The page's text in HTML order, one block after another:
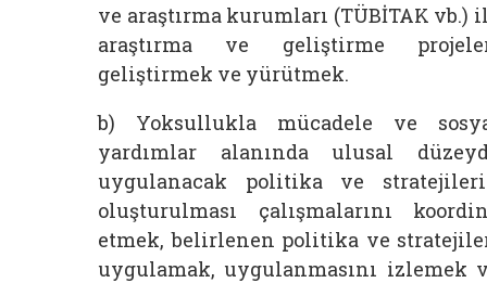
ve araştırma kurumları (TÜBİTAK vb.)
araştırma ve geliştirme
geliştirmek ve yürütmek.
b) Yoksullukla mücadele ve
yardımlar alanında ulusal
uygulanacak politika ve
oluşturulması çalışmalarını
etmek, belirlenen politika ve
uygulamak, uygulanmasını izlemek